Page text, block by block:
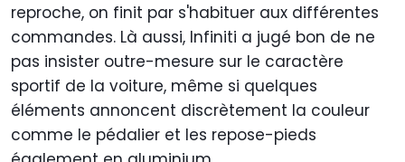
reproche, on finit par s'habituer aux différentes
commandes. Là aussi, Infiniti a jugé bon de ne
pas insister outre-mesure sur le caractère
sportif de la voiture, même si quelques
éléments annoncent discrètement la couleur
comme le pédalier et les repose-pieds